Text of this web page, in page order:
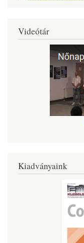
Videótár
Kiadványaink